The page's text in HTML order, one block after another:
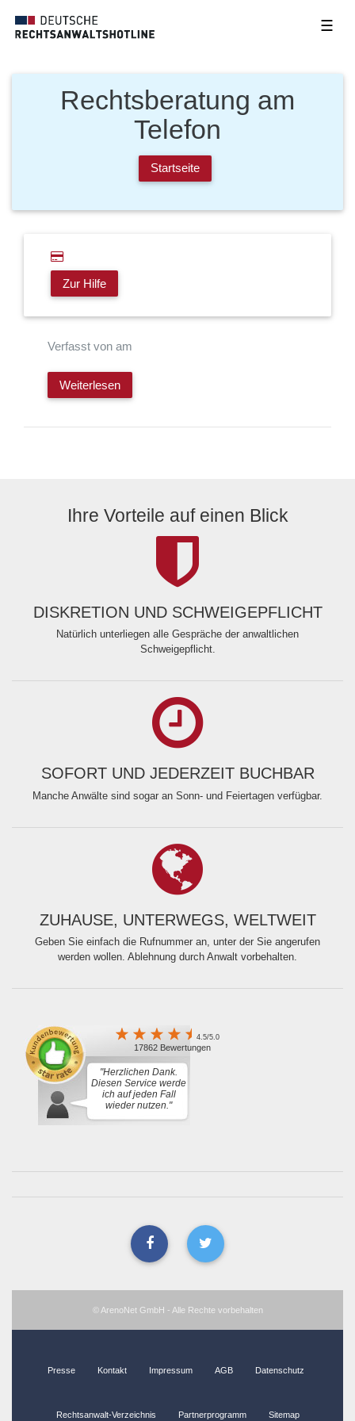
☰
Rechtsberatung am
Telefon
Startseite
Zur Hilfe
Verfasst von am
Weiterlesen
Ihre Vorteile auf einen Blick
DISKRETION UND SCHWEIGEPFLICHT
Natürlich unterliegen alle Gespräche der anwaltlichen
Schweigepflicht.
SOFORT UND JEDERZEIT BUCHBAR
Manche Anwälte sind sogar an Sonn- und Feiertagen verfügbar.
ZUHAUSE, UNTERWEGS, WELTWEIT
Geben Sie einfach die Rufnummer an, unter der Sie angerufen
werden wollen. Ablehnung durch Anwalt vorbehalten.
4.5/5.0
17862 Bewertungen
"Herzlichen Dank.
Diesen Service werde
ich auf jeden Fall
wieder nutzen."
© ArenoNet GmbH - Alle Rechte vorbehalten
Presse Kontakt Impressum AGB Datenschutz
Rechtsanwalt-Verzeichnis Partnerprogramm Sitemap